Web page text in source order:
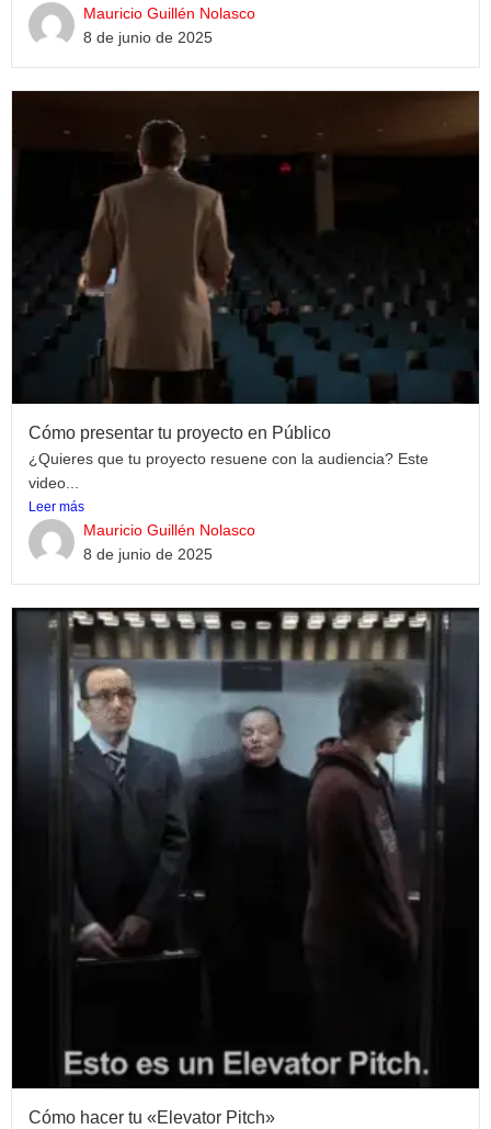
Mauricio Guillén Nolasco
8 de junio de 2025
Cómo presentar tu proyecto en Público
¿Quieres que tu proyecto resuene con la audiencia? Este
video...
Leer más
Mauricio Guillén Nolasco
8 de junio de 2025
Cómo hacer tu «Elevator Pitch»